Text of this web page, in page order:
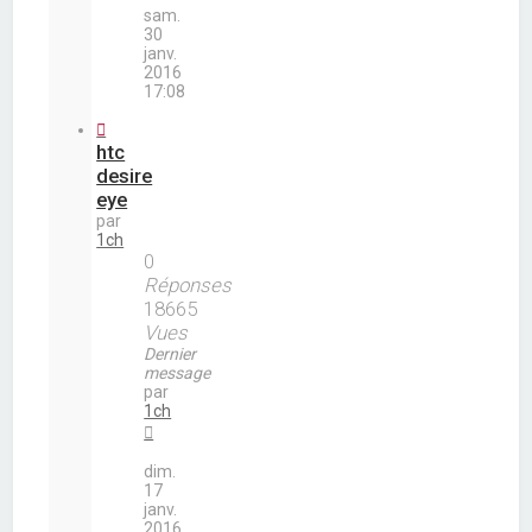
sam.
30
janv.
2016
17:08
htc
desire
eye
par
1ch
0
Réponses
18665
Vues
Dernier
message
par
1ch
dim.
17
janv.